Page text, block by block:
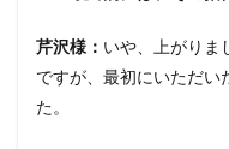
芹沢様： いや、上がりま
ですが、最初にいただい
た。